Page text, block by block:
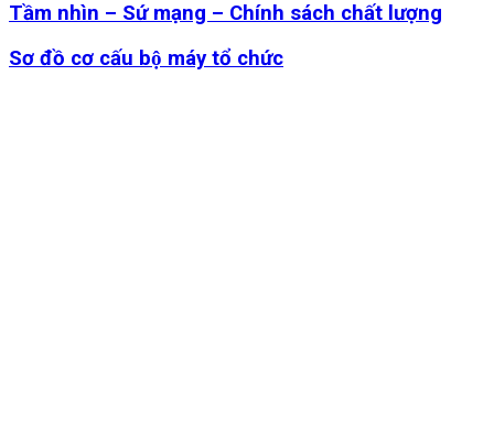
Tầm nhìn – Sứ mạng – Chính sách chất lượng
Sơ đồ cơ cấu bộ máy tổ chức